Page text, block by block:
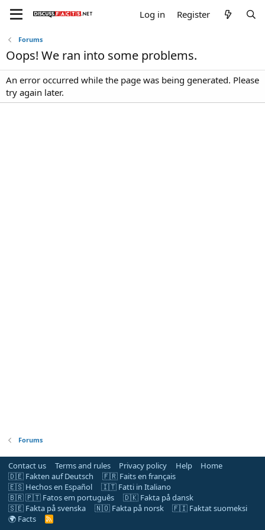
Log in Register
Forums
Oops! We ran into some problems.
An error occurred while the page was being generated. Please
try again later.
Forums
Contact us Terms and rules Privacy policy Help
Home
🇩🇪 Fakten auf Deutsch
🇫🇷 Faits en français
🇪🇸 Hechos en Español
🇮🇹 Fatti in Italiano
🇧🇷 🇵🇹 Fatos em português
🇩🇰 Fakta på dansk
🇸🇪 Fakta på svenska
🇳🇴 Fakta på norsk
🇫🇮 Faktat suomeksi
🌍 Facts
R